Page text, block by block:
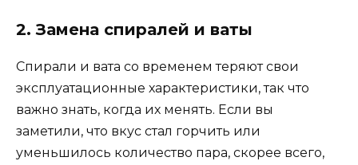
2. Замена спиралей и ваты
Спирали и вата со временем теряют свои
эксплуатационные характеристики, так что
важно знать, когда их менять. Если вы
заметили, что вкус стал горчить или
уменьшилось количество пара, скорее всего,